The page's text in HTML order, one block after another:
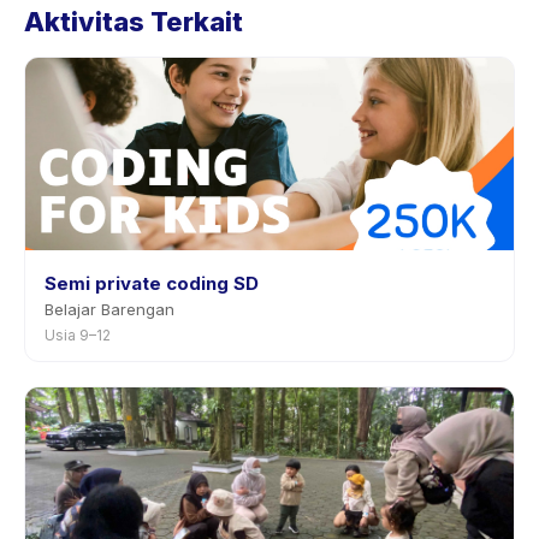
halaman aktivitas di aplikasi. Kebanyakan penyedia
pemberitahuan sebelumnya.
Aktivitas Terkait
Semi private coding SD
Belajar Barengan
Usia 9–12